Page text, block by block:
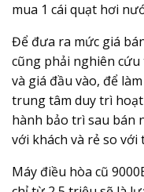
mua 1 cái quạt hơi
Để đưa ra mức giá
cũng phải nghiên
và giá đầu vào, để
trung tâm duy trì
hành bảo trì sau bán
với khách và rẻ so
Máy điều hòa cũ